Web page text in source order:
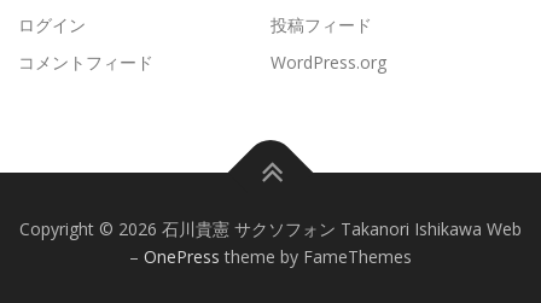
ログイン
投稿フィード
コメントフィード
WordPress.org
Copyright © 2026 石川貴憲 サクソフォン Takanori Ishikawa Web
– OnePress theme by FameThemes